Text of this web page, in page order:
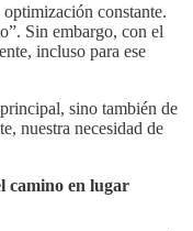
constante.
Sin embargo, con el
incluso para ese
sino también de
nuestra necesidad de
camino en lugar